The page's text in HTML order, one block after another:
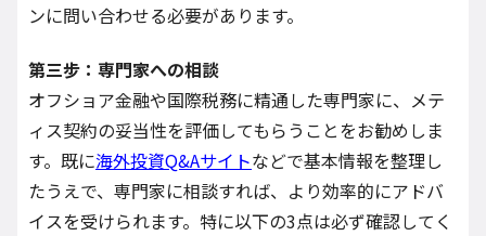
ンに問い合わせる必要があります。
第三步：専門家への相談
オフショア金融や国際税務に精通した専門家に、メテ
ィス契約の妥当性を評価してもらうことをお勧めしま
す。既に海外投資Q&Aサイトなどで基本情報を整理し
たうえで、専門家に相談すれば、より効率的にアドバ
イスを受けられます。特に以下の3点は必ず確認してく